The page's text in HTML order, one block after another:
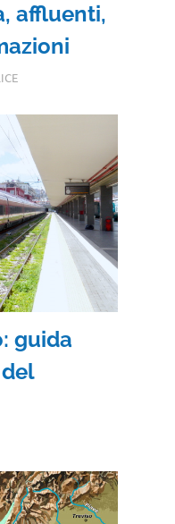
affluenti,
guida